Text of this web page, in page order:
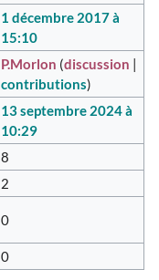
1 décembre 2017 à
15:10
P.Morlon (discussion |
contributions)
13 septembre 2024 à
10:29
8
2
0
0